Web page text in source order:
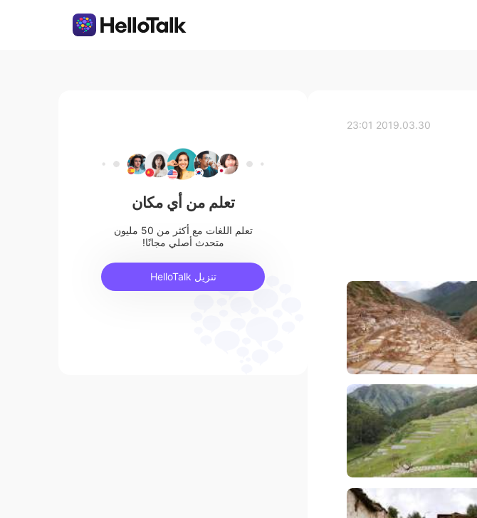
2019.03.30 23:01
تعلم من أي مكان
تعلم اللغات مع أكثر من 50 مليون
متحدث أصلي مجانًا!
تنزيل HelloTalk